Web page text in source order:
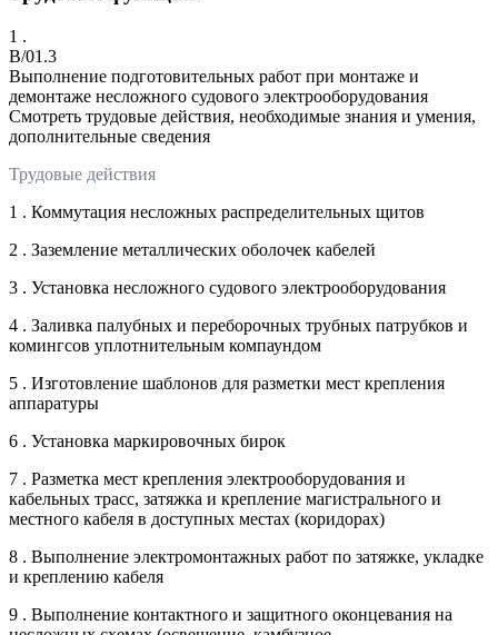
1 .
B/01.3
Выполнение подготовительных работ при монтаже и
демонтаже несложного судового электрооборудования
Смотреть трудовые действия, необходимые знания и умения,
дополнительные сведения
Трудовые действия
1 . Коммутация несложных распределительных щитов
2 . Заземление металлических оболочек кабелей
3 . Установка несложного судового электрооборудования
4 . Заливка палубных и переборочных трубных патрубков и
комингсов уплотнительным компаундом
5 . Изготовление шаблонов для разметки мест крепления
аппаратуры
6 . Установка маркировочных бирок
7 . Разметка мест крепления электрооборудования и
кабельных трасс, затяжка и крепление магистрального и
местного кабеля в доступных местах (коридорах)
8 . Выполнение электромонтажных работ по затяжке, укладке
и креплению кабеля
9 . Выполнение контактного и защитного оконцевания на